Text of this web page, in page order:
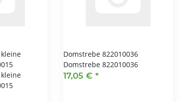
Domstrebe 822010036
Domstrebe 822010036
17,05 € *